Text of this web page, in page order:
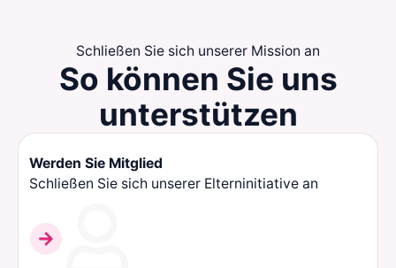
Schließen Sie sich unserer Mission an
So können Sie uns
unterstützen
Werden Sie Mitglied
Schließen Sie sich unserer Elterninitiative an